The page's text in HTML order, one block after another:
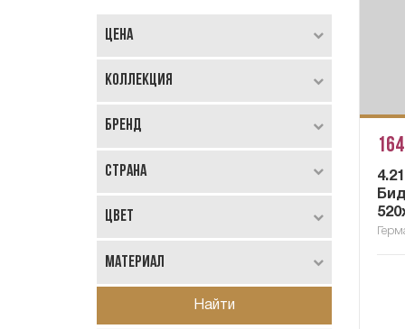
Цена
Коллекция
Бренд
Страна
Цвет
Материал
Найти